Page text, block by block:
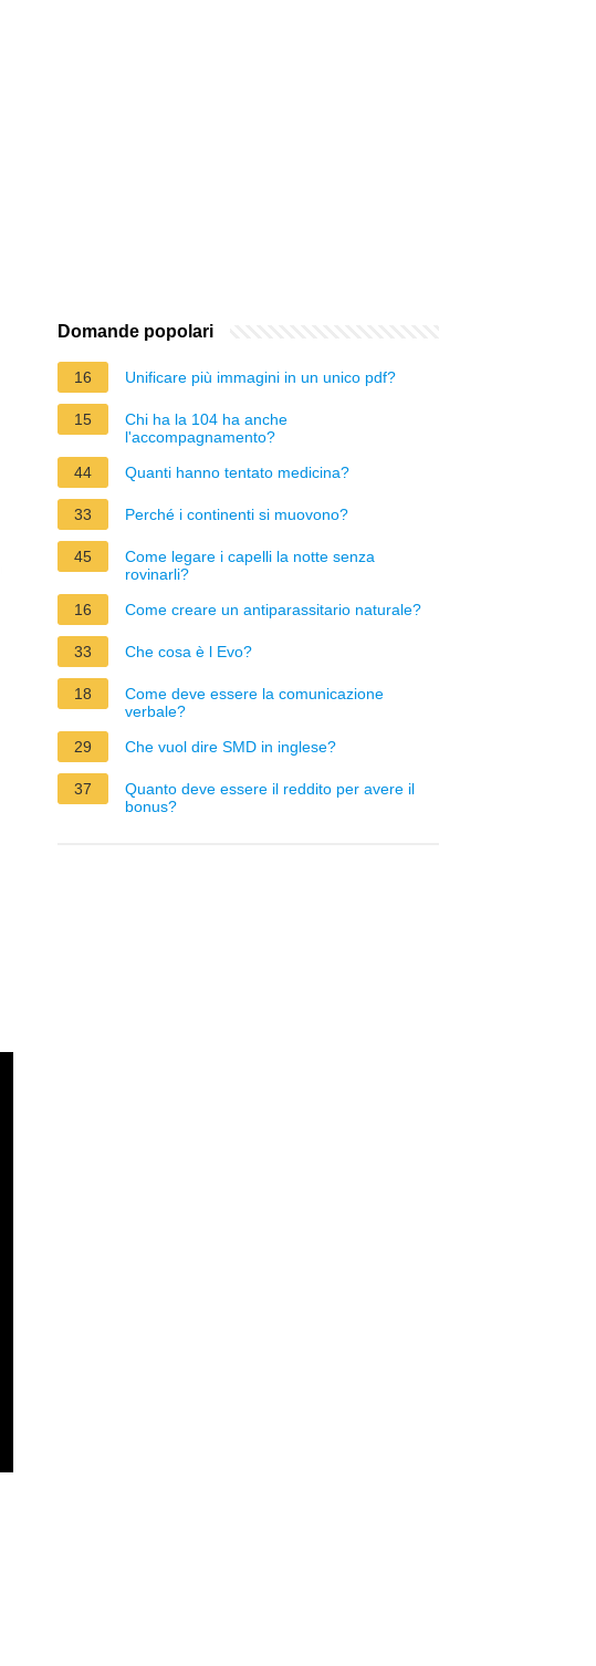
Domande popolari
16 Unificare più immagini in un unico pdf?
15
Chi ha la 104 ha anche
l'accompagnamento?
44
Quanti hanno tentato medicina?
33 Perché i continenti si muovono?
45
Come legare i capelli la notte senza
rovinarli?
16
Come creare un antiparassitario naturale?
33 Che cosa è l Evo?
18
Come deve essere la comunicazione
verbale?
29
Che vuol dire SMD in inglese?
37
Quanto deve essere il reddito per avere il
bonus?